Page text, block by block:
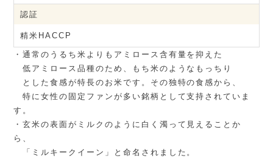
認証
精米HACCP
・通常のうるち米よりもアミロース含有量を抑えた
低アミロース品種のため、もち米のようなもっちり
とした食感が特長のお米です。その独特の食感から、
特に女性の固定ファンが多い銘柄として支持されていま
す。
・玄米の表面がミルクのように白く濁って見えることか
ら、
「ミルキークイーン」と命名されました。